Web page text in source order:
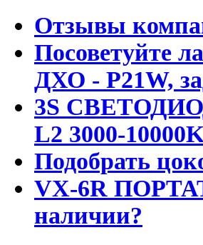
Отзывы
Посоветуйте
ДХО - P21W,
3S
L2 3000-
Подобрать
VX-6R
наличии?